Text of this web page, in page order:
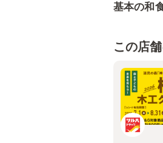
基本の和
この店